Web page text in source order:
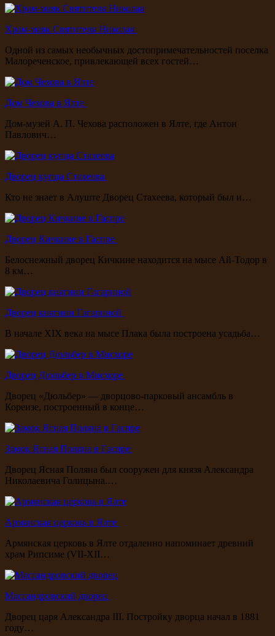
Храм-маяк Святителя Николая
Одной из самых необычных достопримечательностей поселка
Малореченское, привлекающей всех гостей…
Дом Чехова в Ялте
Дом-музей А. П. Чехова расположен в Ялте, где Антон
Павлович…
Дворец купца Стахеева
Кто не знает в Алуште Дворец Стахеева, который был и…
Дворец Кичкине в Гаспре
Белоснежный дворец Кичкине находится на мысе Ай-Тодор в
8 км…
Дворец княгини Гагариной
В начале XIX века на мысе Плака была построена усадьба…
Дворец Дюльбер в Мисхоре
Дворец «Дюльбер» — дворцово-парковый ансамбль в
Кореизе, построенный в конце…
Замок Ясная Поляна в Гаспре
Дворец Ясная Поляна был сооружен для князя Александра
Николаевича Голицына.…
Армянская церковь в Ялте
Армянская церковь в Ялте отдаленно напоминает древний
храм Рипсиме (VII-XII…
Массандровский дворец
Дворец царя Александра III. Постройку дворца начал в 1881
году…